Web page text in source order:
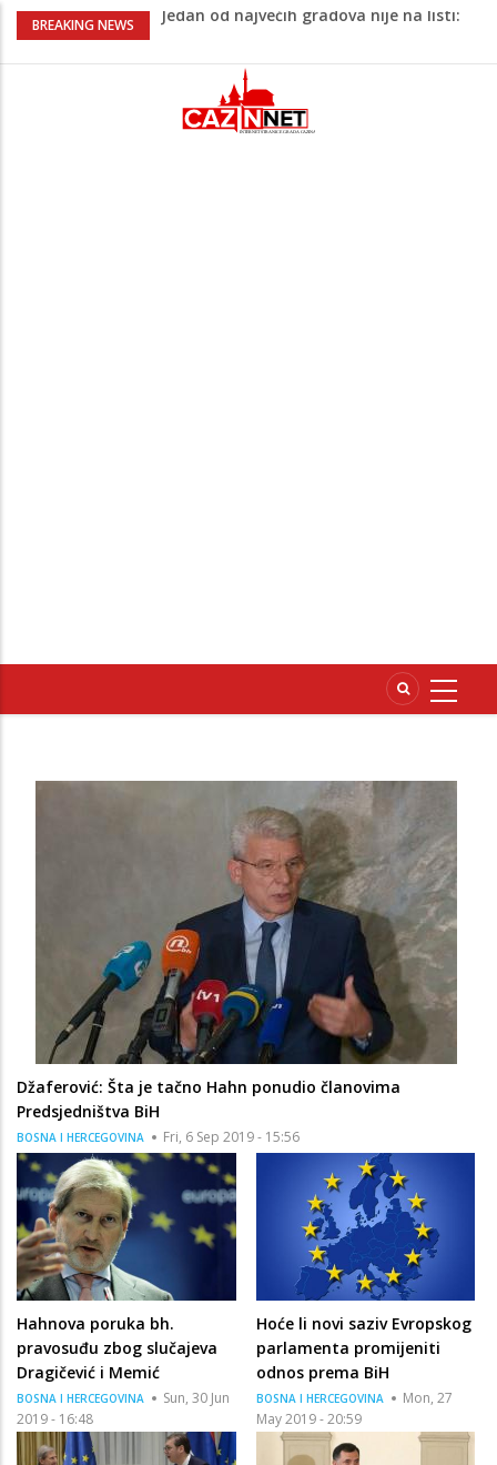
BREAKING NEWS
Jedan od najvećih gradova nije na listi:
Ovo su lokacije prvih Lidl prodavnica u
BiH
Na Ahiret preselio ŠUPUK (Refik) ŠEFIK
Majka Izeta Nanića progovorila nakon
obilježavanja godišnjice: "Doživjela sam
Džaferović: Šta je tačno Hahn ponudio članovima
Predsjedništva BiH
BOSNA I HERCEGOVINA Fri, 6 Sep 2019 - 15:56
Hahnova poruka bh.
pravosuđu zbog slučajeva
Dragičević i Memić
BOSNA I HERCEGOVINA
Sun, 30 Jun
2019 - 16:48
Hoće li novi saziv Evropskog
parlamenta promijeniti
odnos prema BiH
BOSNA I HERCEGOVINA
Mon, 27
May 2019 - 20:59